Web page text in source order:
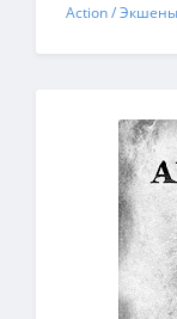
Action / Экшены